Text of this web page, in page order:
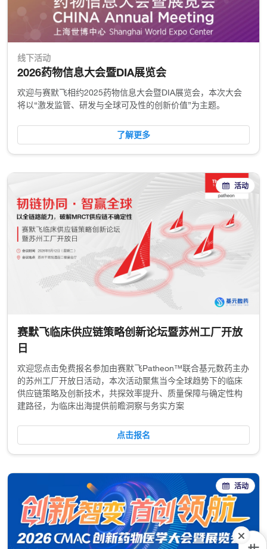
线下活动
2026药物信息大会暨DIA展览会
欢迎与赛默飞相约2025药物信息大会暨DIA展览会，本次大会
将以“激发监管、研发与全球可及性的创新价值”为主题。
了解更多
活动
赛默飞临床供应链策略创新论坛暨苏州工厂开放
日
欢迎您点击免费报名参加由赛默飞Patheon™联合基元数药主办
的苏州工厂开放日活动，本次活动聚焦当今全球趋势下的临床
供应链策略及创新技术，共探效率提升、质量保障与确定性构
建路径，为临床出海提供前瞻洞察与务实方案
点击报名
活动